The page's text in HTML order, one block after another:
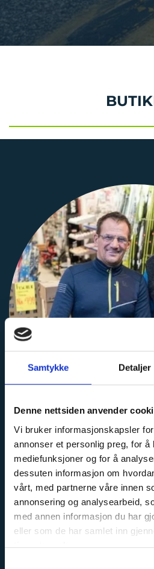
Samtykke Detaljer
Denne nettsiden anvender
Vi bruker informasjonskapsler
annonser et personlig preg, for å
mediefunksjoner og for å
dessuten informasjon om
vårt, med partnerne våre innen
annonsering og analysearbeid,
med annen informasjon du har
eller som de har samlet inn
OM OSS
Kremmertorvet Sport og Fritid
stort fokus på sykkel, langrenn
ansatte, med stor faglig